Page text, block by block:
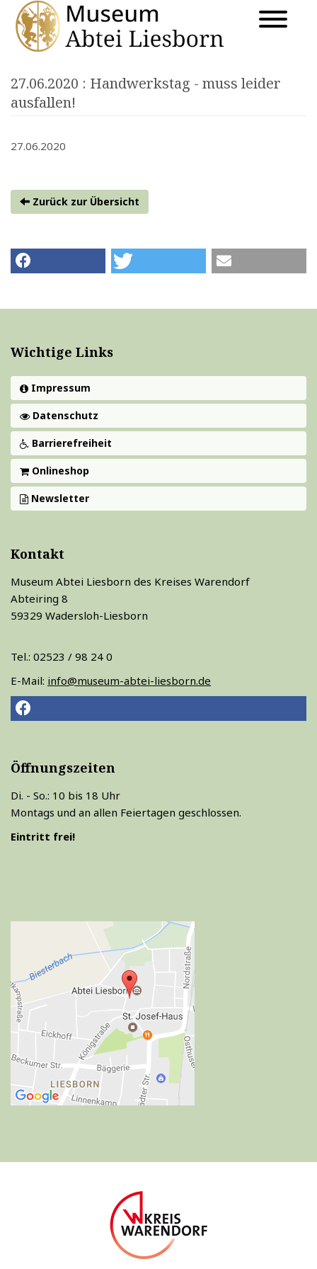
27.06.2020 : Handwerkstag - muss leider
ausfallen!
27.06.2020
Zurück zur Übersicht
Wichtige Links
Impressum
Datenschutz
Barrierefreiheit
Onlineshop
Newsletter
Kontakt
Museum Abtei Liesborn des Kreises Warendorf
Abteiring 8
59329 Wadersloh-Liesborn
Tel.: 02523 / 98 24 0
E-Mail: info@museum-abtei-liesborn.de
Öffnungszeiten
Di. - So.: 10 bis 18 Uhr
Montags und an allen Feiertagen geschlossen.
Eintritt frei!